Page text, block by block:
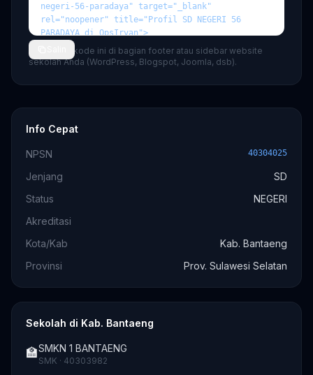
💡 Tempel kode ini di bagian footer atau sidebar website
sekolah Anda (WordPress, Blogspot, Joomla, dsb).
Info Cepat
NPSN 40304025
Jenjang
SD
Status
NEGERI
Akreditasi
Kota/Kab
Kab. Bantaeng
Provinsi
Prov. Sulawesi Selatan
Sekolah di Kab. Bantaeng
🏫SMKN 1 BANTAENG
SMK · 40303982